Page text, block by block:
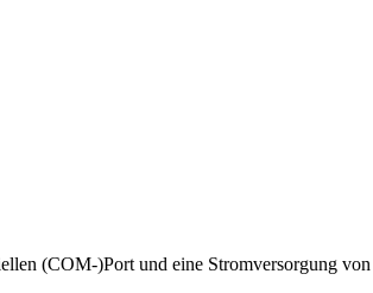
(COM-)Port und eine Stromversorgung